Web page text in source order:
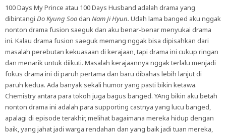
100 Days My Prince atau 100 Days Husband adalah drama yang
dibintangi Do Kyung Soodan Nam Ji Hyun. Udah lama banged aku nggak
nonton drama fusion saeguk dan aku benar-benar menyukai drama
ini. Kalau drama fusion saeguk memang nggak bisa dipisahkan dari
masalah perebutan kekuasaan di kerajaan, tapi drama ini cukup ringan
dan menarik untuk diikuti. Masalah kerajaannya nggak terlalu menjadi
fokus drama ini di paruh pertama dan baru dibahas lebih lanjut di
paruh kedua. Ada banyak sekali humor yang pasti bikin ketawa.
Chemistry antara para tokoh juga bagus banged. YAng bikin aku betah
nonton drama ini adalah para supporting castnya yang lucu banged,
apalagi di episode terakhir, melihat bagaimana mereka hidup dengan
baik, yang jahat jadi warga rendahan dan yang baik jadi tuan mereka,